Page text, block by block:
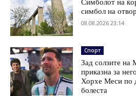
Симболот на
симбол на
08.08.2026 23:14
Спорт
Зад солзите на
приказна за
Хорхе Меси по
болеста